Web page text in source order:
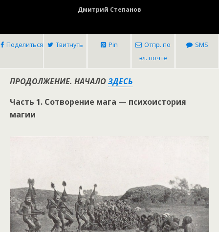
Дмитрий Степанов
Поделиться Твитнуть Pin
Отпр. по
эл. почте
SMS
ПРОДОЛЖЕНИЕ. НАЧАЛОЗДЕСЬ
Часть 1. Сотворение мага — психоистория
магии